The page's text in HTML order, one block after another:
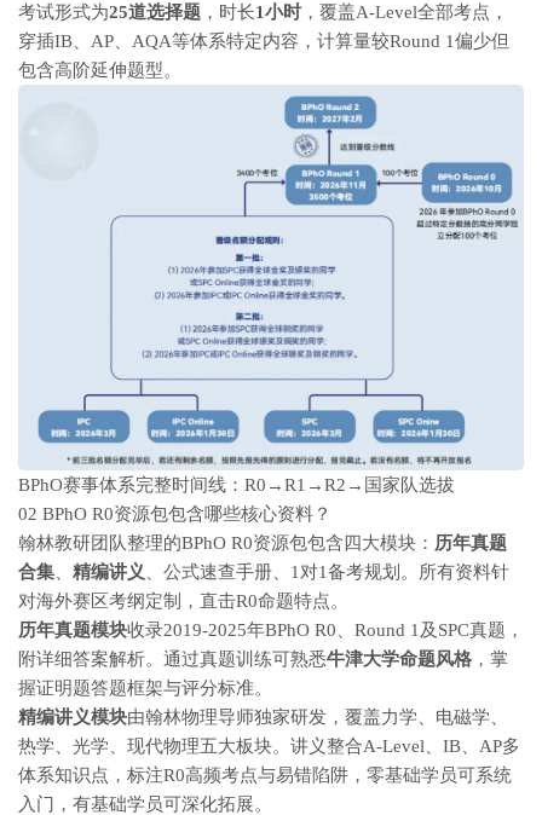
考试形式为25道选择题 ，时长1小时，覆盖A-Level全部考点，
穿插IB、AP、AQA等体系特定内容，计算量较Round 1偏少但
包含高阶延伸题型。
BPhO赛事体系完整时间线：R0→R1→R2→国家队选拔
02 BPhO R0资源包包含哪些核心资料？
翰林教研团队整理的BPhO R0资源包包含四大模块： 历年真题
合集
精编讲义
、公式速查手册、1对1备考规划。所有资料针
对海外赛区考纲定制，直击R0命题特点。
历年真题模块收录2019-2025年BPhO R0、Round 1及SPC真题，
附详细答案解析。通过真题训练可熟悉牛津大学命题风格 ，掌
握证明题答题框架与评分标准。
精编讲义模块由翰林物理导师独家研发，覆盖力学、电磁学、
热学、光学、现代物理五大板块。讲义整合A-Level、IB、AP多
体系知识点，标注R0高频考点与易错陷阱，零基础学员可系统
入门，有基础学员可深化拓展。